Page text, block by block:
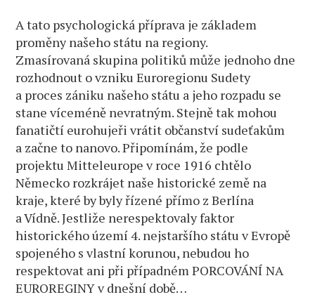
A tato psychologická příprava je základem
proměny našeho státu na regiony.
Zmasírovaná skupina politiků může jednoho dne
rozhodnout o vzniku Euroregionu Sudety
a proces zániku našeho státu a jeho rozpadu se
stane víceméně nevratným. Stejně tak mohou
fanatičtí eurohujeři vrátit občanství sudeťakům
a začne to nanovo. Připomínám, že podle
projektu Mitteleurope v roce 1916 chtělo
Německo rozkrájet naše historické země na
kraje, které by byly řízené přímo z Berlína
a Vídně. Jestliže nerespektovaly faktor
historického území 4. nejstaršího státu v Evropě
spojeného s vlastní korunou, nebudou ho
respektovat ani při případném PORCOVÁNÍ NA
EUROREGINY v dnešní době…